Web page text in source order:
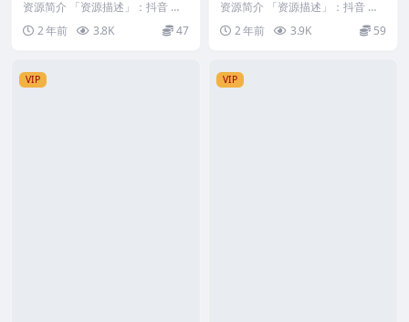
期 最新至：2024.12.13
资源简介 「资源描述」：抖音 凌
凌七DL 铁粉空间 NO.008期 【10
P】最...
2 年前 3.8K 47
期 最新至：2024.11.5
资源简介 「资源描述」：抖音 美
羊羊桑 铁粉空间 NO.007期 【20
P】最新...
2 年前 3.9K 59
VIP VIP